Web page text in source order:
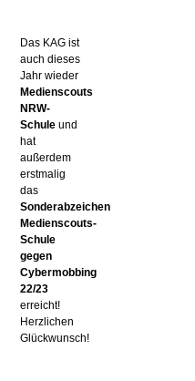
Das KAG ist
auch dieses
Jahr wieder
Medienscouts
NRW-
Schule und
hat
außerdem
erstmalig
das
Sonderabzeichen
Medienscouts-
Schule
gegen
Cybermobbing
22/23
erreicht!
Herzlichen
Glückwunsch!